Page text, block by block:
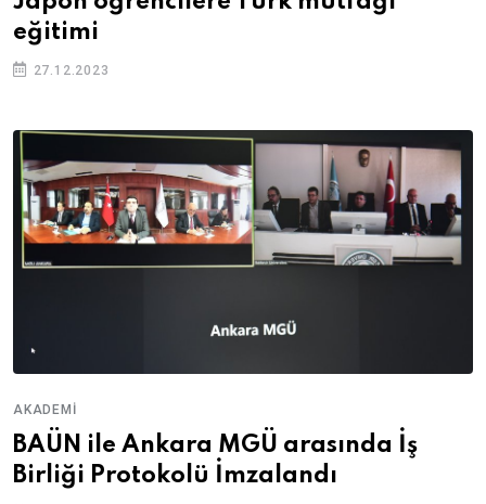
eğitimi
27.12.2023
AKADEMI
BAÜN ile Ankara MGÜ arasında İş
Birliği Protokolü İmzalandı